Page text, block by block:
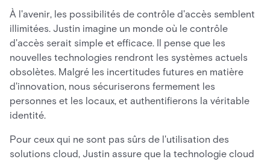
À l'avenir, les possibilités de contrôle d'accès semblent
illimitées. Justin imagine un monde où le contrôle
d'accès serait simple et efficace. Il pense que les
nouvelles technologies rendront les systèmes actuels
obsolètes. Malgré les incertitudes futures en matière
d'innovation, nous sécuriserons fermement les
personnes et les locaux, et authentifierons la véritable
identité.
Pour ceux qui ne sont pas sûrs de l'utilisation des
solutions cloud, Justin assure que la technologie cloud